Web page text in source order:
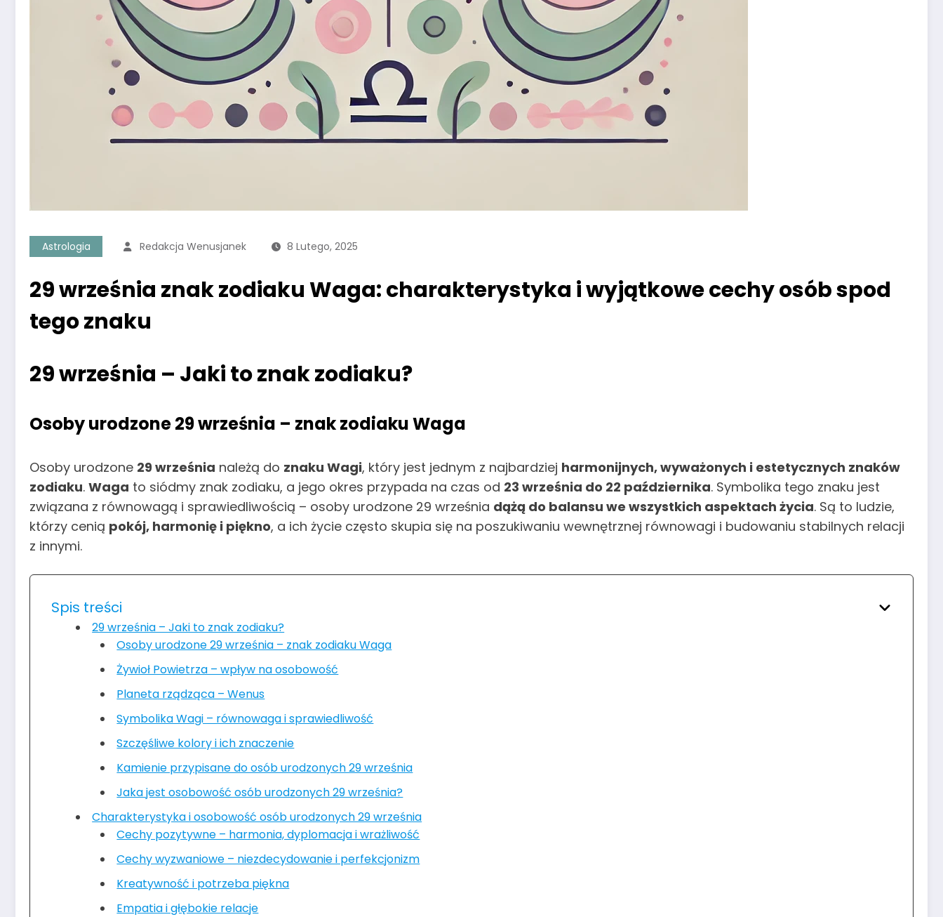
Astrologia Redakcja Wenusjanek 8 Lutego, 2025
29 września znak zodiaku Waga: charakterystyka i wyjątkowe cechy osób spod
tego znaku
29 września – Jaki to znak zodiaku?
Osoby urodzone 29 września – znak zodiaku Waga
Osoby urodzone 29 września należą do znaku Wagi, który jest jednym z najbardziej harmonijnych, wyważonych i estetycznych znaków
zodiaku. Waga to siódmy znak zodiaku, a jego okres przypada na czas od 23 września do 22 października. Symbolika tego znaku jest
związana z równowagą i sprawiedliwością – osoby urodzone 29 września dążą do balansu we wszystkich aspektach życia. Są to ludzie,
którzy cenią pokój, harmonię i piękno, a ich życie często skupia się na poszukiwaniu wewnętrznej równowagi i budowaniu stabilnych relacji
z innymi.
Spis treści
29 września – Jaki to znak zodiaku?
Osoby urodzone 29 września – znak zodiaku Waga
Żywioł Powietrza – wpływ na osobowość
Planeta rządząca – Wenus
Symbolika Wagi – równowaga i sprawiedliwość
Szczęśliwe kolory i ich znaczenie
Kamienie przypisane do osób urodzonych 29 września
Jaka jest osobowość osób urodzonych 29 września?
Charakterystyka i osobowość osób urodzonych 29 września
Cechy pozytywne – harmonia, dyplomacja i wrażliwość
Cechy wyzwaniowe – niezdecydowanie i perfekcjonizm
Kreatywność i potrzeba piękna
Empatia i głębokie relacje